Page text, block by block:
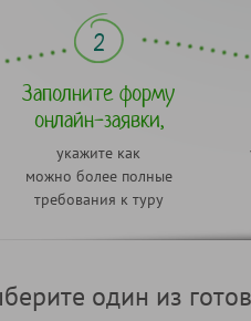
2
Заполните форму
онлайн-заявки,
укажите как
можно более полные
требования к туру
один из